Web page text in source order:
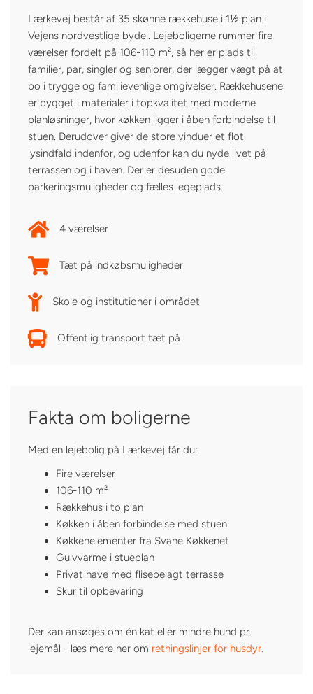
Lærkevej består af 35 skønne rækkehuse i 1½ plan i
Vejens nordvestlige bydel. Lejeboligerne rummer fire
værelser fordelt på 106-110 m², så her er plads til
familier, par, singler og seniorer, der lægger vægt på at
bo i trygge og familievenlige omgivelser. Rækkehusene
er bygget i materialer i topkvalitet med moderne
planløsninger, hvor køkken ligger i åben forbindelse til
stuen. Derudover giver de store vinduer et flot
lysindfald indenfor, og udenfor kan du nyde livet på
terrassen og i haven. Der er desuden gode
parkeringsmuligheder og fælles legeplads.
4 værelser
Tæt på indkøbsmuligheder
Skole og institutioner i området
Offentlig transport tæt på
Fakta om boligerne
Med en lejebolig på Lærkevej får du:
Fire værelser
106-110 m²
Rækkehus i to plan
Køkken i åben forbindelse med stuen
Køkkenelementer fra Svane Køkkenet
Gulvvarme i stueplan
Privat have med flisebelagt terrasse
Skur til opbevaring
Der kan ansøges om én kat eller mindre hund pr.
lejemål - læs mere her om retningslinjer for husdyr.